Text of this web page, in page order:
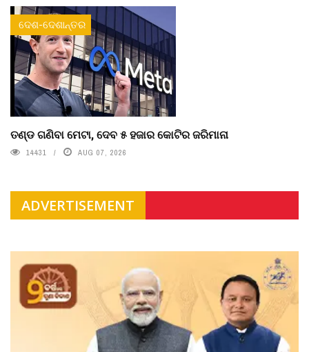
ଦେଶ-ଦେଶାନ୍ତର
ତଣ୍ଡ ଗଣିବା ମେଟା, ଦେବ ୫ ହଜାର କୋଟିର ଜରିମାନା
14431 AUG 07, 2026
ADVERTISEMENT